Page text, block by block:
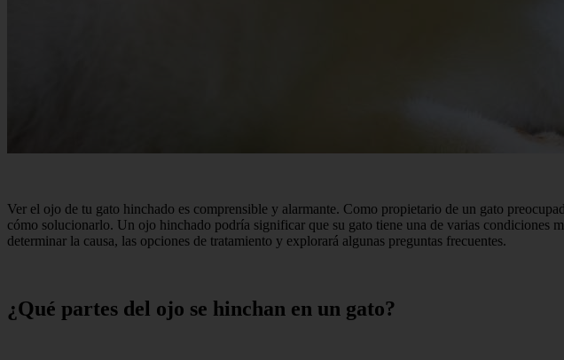
Ver el ojo de tu gato hinchado es comprensible y alarmante. Como propietario de un gato
cómo solucionarlo. Un ojo hinchado podría significar que su gato tiene una de varias condiciones
determinar la causa, las opciones de tratamiento y explorará algunas preguntas frecuentes.
¿Qué partes del ojo se hinchan en un gato?